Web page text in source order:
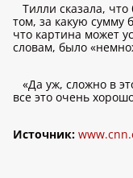
Тилли сказала,
том, за какую сумму
что картина может
словам, было
«Да уж, сложно в
все это очень
Источник: